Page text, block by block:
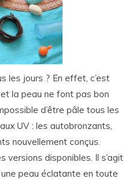
les jours ? En effet, c’est
la peau ne font pas bon
d’être pâle tous les
UV : les autobronzants,
nouvellement conçus.
versions disponibles. Il s’agit
peau éclatante en toute